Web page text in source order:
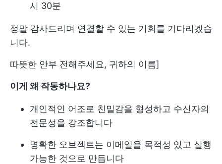
시 30분
정말 감사드리며 연결할 수 있는 기회를 기다리겠습
니다.
따뜻한 안부 전해주세요, 귀하의 이름]
이게 왜 작동하나요?
개인적인 어조로 친밀감을 형성하고 수신자의
전문성을 강조합니다
명확한 오브젝트는 이메일을 목적성 있고 실행
가능한 것으로 만듭니다